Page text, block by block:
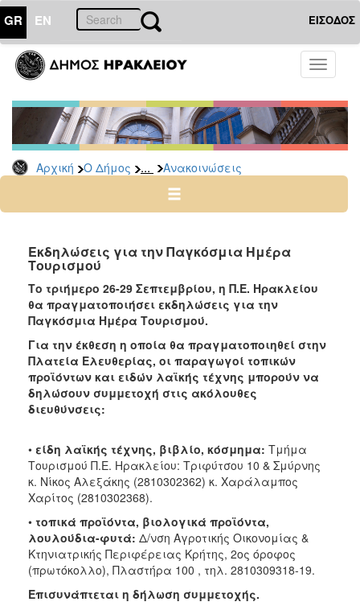
GR EN ΕΙΣΟΔΟΣ
Toggle
Αρχική Ο Δήμος ... Ανακοινώσεις
ΔΗΜΟΣ
Υπηρεσίες
&
Φορείς
Δημοτικές
Υπηρεσίες
Ηλεκτρονική
Διακυβέρνηση
Σχολικές
Επιτροπές
Αγροτική
Ανάπτυξη
Ανακοινώσεις
Προγράμματα
Προσχολική
Κοιμητήρια
Κέντρο
Οικογένειας
ΤΟΠΟΣ
Εκδηλώσεις για την Παγκόσμια Ημέρα
Τουρισμού
Το τριήμερο 26-29 Σεπτεμβρίου, η Π.Ε. Ηρακλείου
θα πραγματοποιήσει εκδηλώσεις για την
Παγκόσμια Ημέρα Τουρισμού.
Για την έκθεση η οποία θα πραγματοποιηθεί στην
Πλατεία Ελευθερίας, οι παραγωγοί τοπικών
προϊόντων και ειδών λαϊκής τέχνης μπορούν να
δηλώσουν συμμετοχή στις ακόλουθες
διευθύνσεις:
• είδη λαϊκής τέχνης, βιβλίο, κόσμημα: Τμήμα
Τουρισμού Π.Ε. Ηρακλείου: Τριφύτσου 10 & Σμύρνης
κ. Νίκος Αλεξάκης (2810302362) κ. Χαράλαμπος
Χαρίτος (2810302368).
• τοπικά προϊόντα, βιολογικά προϊόντα,
λουλούδια-φυτά: Δ/νση Αγροτικής Οικονομίας &
Κτηνιατρικής Περιφέρειας Κρήτης, 2ος όροφος
(πρωτόκολλο), Πλαστήρα 100 , τηλ. 2810309318-19.
Επισυνάπτεται η δήλωση συμμετοχής.